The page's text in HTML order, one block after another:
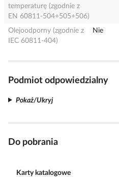
temperaturę (zgodnie z
EN 60811-504+505+506)
Olejoodporny (zgodnie z
IEC 60811-404)
Nie
Podmiot odpowiedzialny
Pokaż/Ukryj
Do pobrania
Karty katalogowe